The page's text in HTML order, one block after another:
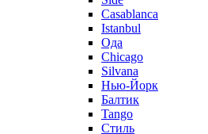
Casablanca
Istanbul
Ода
Chicago
Silvana
Нью-Йорк
Балтик
Tango
Стиль